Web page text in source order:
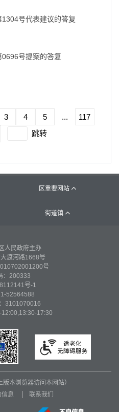
号代表建议的答复
号提案的答复
3 4 5 ...
117
跳转
区重要网站 
街道镇 
人民政府主办
渡河路1668号
号
：200333
号-1
52564588
3101070016
17:30
版本浏览器访问本网站）
信息 联系我们